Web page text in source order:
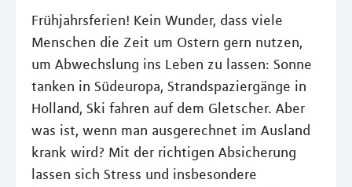
Frühjahrsferien! Kein Wunder, dass viele
Menschen die Zeit um Ostern gern nutzen,
um Abwechslung ins Leben zu lassen: Sonne
tanken in Südeuropa, Strandspaziergänge in
Holland, Ski fahren auf dem Gletscher. Aber
was ist, wenn man ausgerechnet im Ausland
krank wird? Mit der richtigen Absicherung
lassen sich Stress und insbesondere